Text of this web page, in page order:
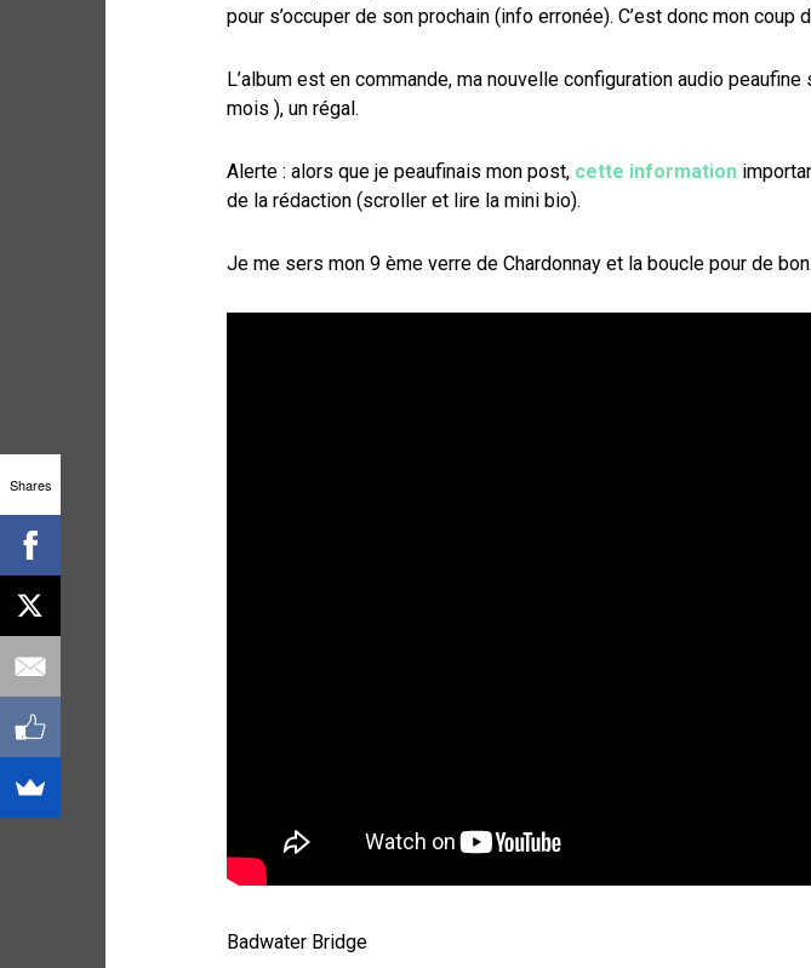
pour s’occuper de son prochain (info erronée). C’est donc mon coup
L’album est en commande, ma nouvelle configuration audio
mois ), un régal.
Alerte : alors que je peaufinais mon post, cette information
de la rédaction (scroller et lire la mini bio).
Je me sers mon 9 ème verre de Chardonnay et la boucle pour de bon.
Badwater Bridge
Shares